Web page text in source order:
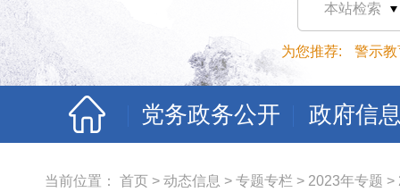
本站检索
为您推荐: 警示教
党务政务公开 政府信
当前位置： 首页 > 动态信息 > 专题专栏 > 2023年专题 >